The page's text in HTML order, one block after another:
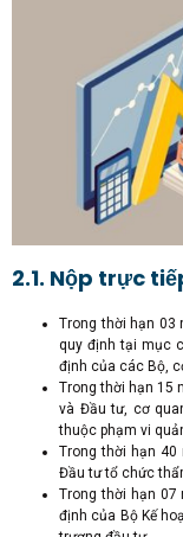
2.1. Nộp trực
Trong thời hạn 03
quy định tại mục
định của các Bộ,
Trong thời hạn 15
và Đầu tư, cơ
thuộc phạm vi
Trong thời hạn 40
Đầu tư tổ chức
Trong thời hạn 07
định của Bộ Kế